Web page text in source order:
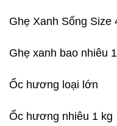
Ghẹ Xanh Sống Size
Ghẹ xanh bao nhiêu
Ốc hương loại lớn
Ốc hương nhiêu 1 kg